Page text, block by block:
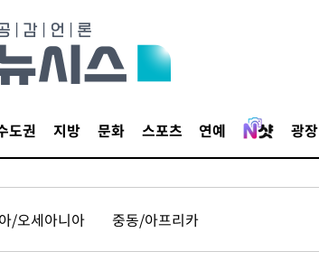
도권 지방 문화 스포츠 연예 광장
/오세아니아 중동/아프리카